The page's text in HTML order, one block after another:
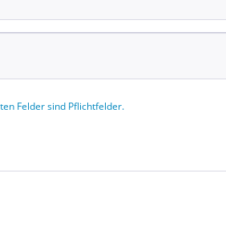
Felder sind Pflichtfelder.